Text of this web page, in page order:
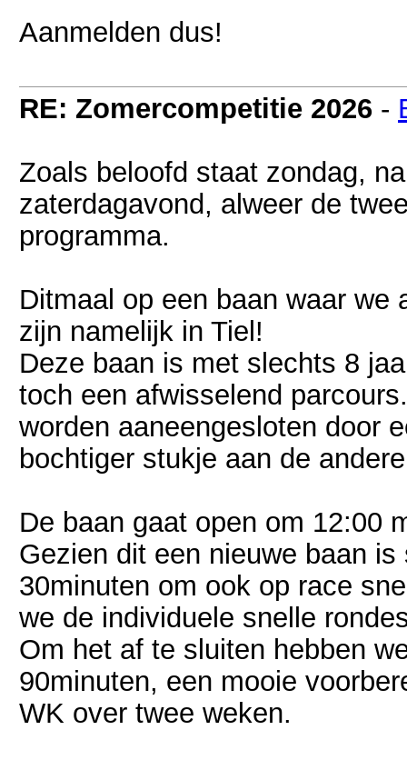
Aanmelden dus!
RE: Zomercompetitie 2026 -
Zoals beloofd staat zondag,
zaterdagavond, alweer de
programma.
Ditmaal op een baan waar we
zijn namelijk in Tiel!
Deze baan is met slechts 8
toch een afwisselend
worden aaneengesloten door
bochtiger stukje aan de
De baan gaat open om 12:00
Gezien dit een nieuwe baan
30minuten om ook op race
we de individuele snelle
Om het af te sluiten hebben
90minuten, een mooie
WK over twee weken.